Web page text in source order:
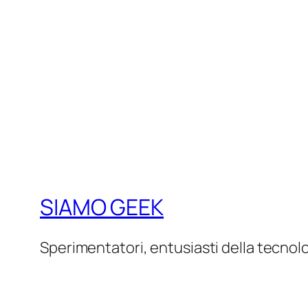
SIAMO GEEK
Sperimentatori, entusiasti della